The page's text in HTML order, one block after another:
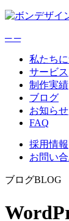
─ ─
私たち
サービス
制作実績
ブログ
お知らせ
FAQ
採用情報
お問い
ブログBLOG